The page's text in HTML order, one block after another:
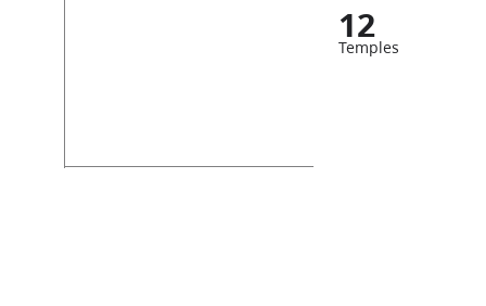
12
Temples